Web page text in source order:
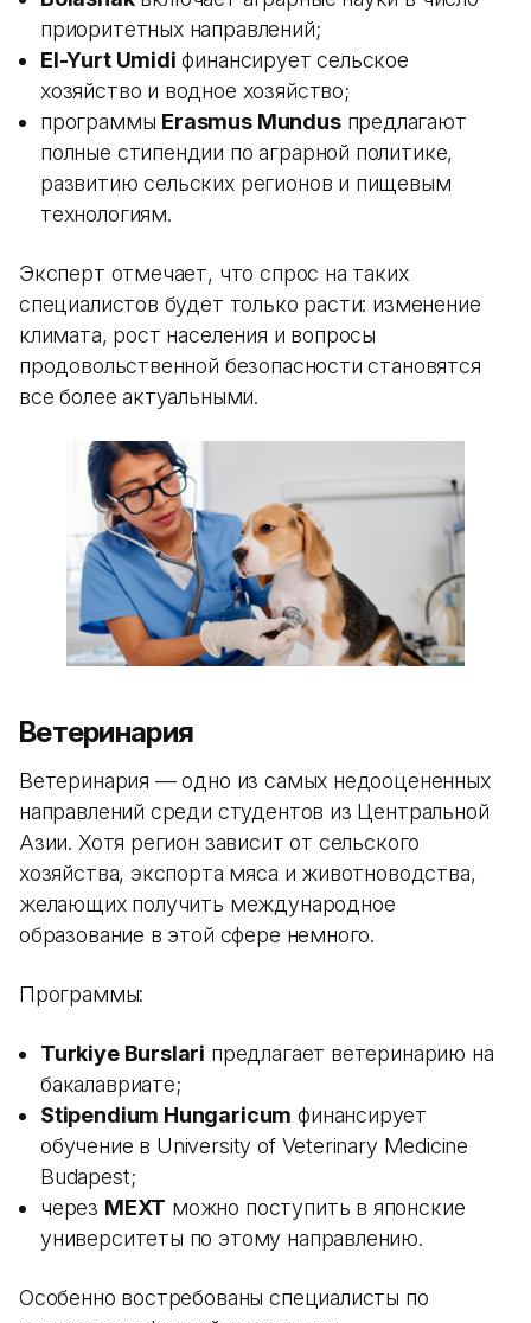
приоритетных направлений;
El-Yurt Umidi финансирует сельское
хозяйство и водное хозяйство;
программы Erasmus Mundusпредлагают
полные стипендии по аграрной политике,
развитию сельских регионов и пищевым
технологиям.
Эксперт отмечает, что спрос на таких
специалистов будет только расти: изменение
климата, рост населения и вопросы
продовольственной безопасности становятся
все более актуальными.
Ветеринария
Ветеринария — одно из самых недооцененных
направлений среди студентов из Центральной
Азии. Хотя регион зависит от сельского
хозяйства, экспорта мяса и животноводства,
желающих получить международное
образование в этой сфере немного.
Программы:
Turkiye Burslari предлагает ветеринарию на
бакалавриате;
Stipendium Hungaricum финансирует
обучение в University of Veterinary Medicine
Budapest;
через MEXT можно поступить в японские
университеты по этому направлению.
Особенно востребованы специалисты по